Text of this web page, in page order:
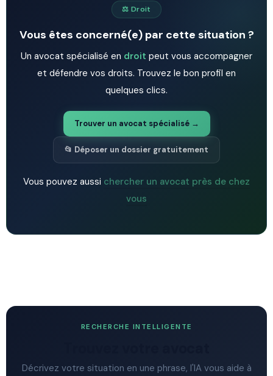
⚖️ Droit
Vous êtes concerné(e) par cette situation ?
Un avocat spécialisé en droit peut vous accompagner
et défendre vos droits. Trouvez le bon profil en
quelques clics.
Trouver un avocat spécialisé →
📂 Déposer un dossier gratuitement
Vous pouvez aussi chercher un avocat près de chez
vous
RECHERCHE INTELLIGENTE
Décrivez votre situation en une phrase, l'IA vous aide à